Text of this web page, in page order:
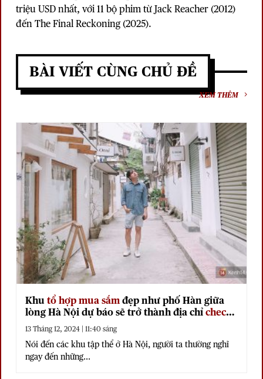
triệu USD nhất, với 11 bộ phim từ Jack Reacher (2012)
đến The Final Reckoning (2025).
BÀI VIẾT CÙNG CHỦ ĐỀ
XEM THÊM
Khutổ hợp mua sắmđẹp như phố Hàn giữa
lòng Hà Nội dự báo sẽ trở thành địa chỉcheck
incủa giới trẻ thời gian tới
13 Tháng 12, 2024 | 11:40 sáng
Nói đến các khu tập thể ở Hà Nội, người ta thường nghĩ
ngay đến những...